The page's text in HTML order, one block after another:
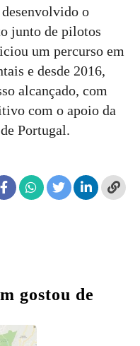
o
junto de pilotos
um percurso em
e desde 2016,
alcançado, com
com o apoio da
Portugal.
gostou de